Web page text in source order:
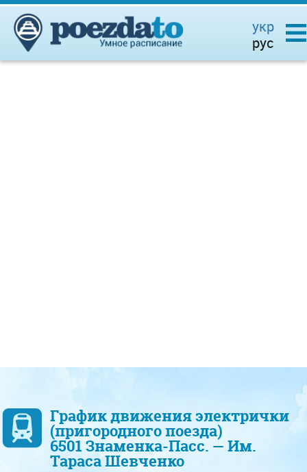
укр
рус
График движения электрички
(пригородного поезда)
6501 Знаменка-Пасс. — Им.
Тараса Шевченко